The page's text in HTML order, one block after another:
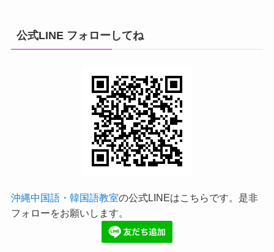
公式LINE フォローしてね
沖縄中国語・韓国語教室の公式LINEはこちらです。是非
フォローをお願いします。